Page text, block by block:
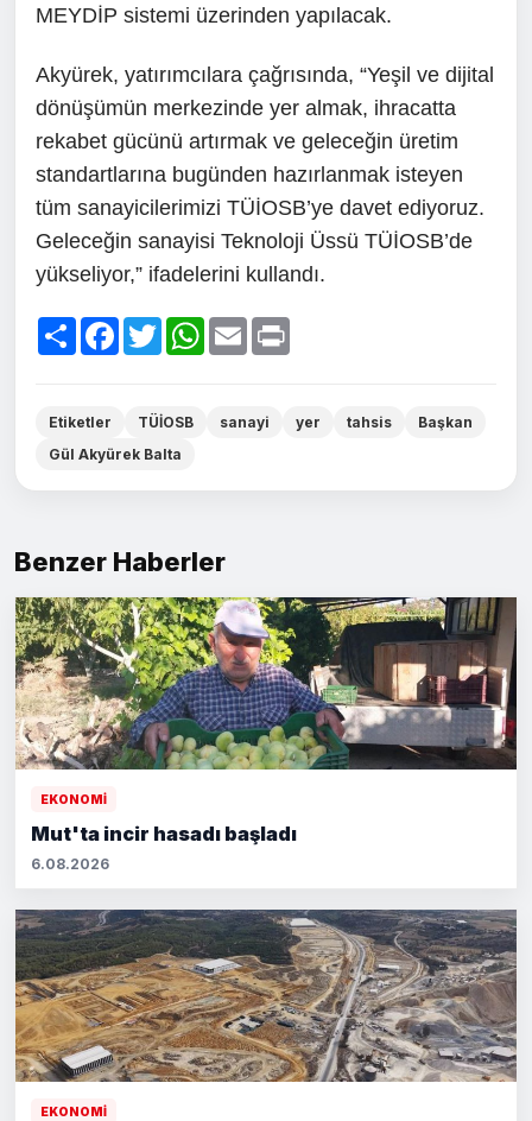
MEYDİP sistemi üzerinden yapılacak.
Akyürek, yatırımcılara çağrısında, “Yeşil ve dijital
dönüşümün merkezinde yer almak, ihracatta
rekabet gücünü artırmak ve geleceğin üretim
standartlarına bugünden hazırlanmak isteyen
tüm sanayicilerimizi TÜİOSB’ye davet ediyoruz.
Geleceğin sanayisi Teknoloji Üssü TÜİOSB’de
yükseliyor,” ifadelerini kullandı.
PaylaşFacebook
TwitterWhatsApp
Email
Etiketler TÜİOSB sanayi yer tahsis
Başkan
Gül Akyürek Balta
Benzer Haberler
EKONOMİ
Mut'ta incir hasadı başladı
6.08.2026
EKONOMİ